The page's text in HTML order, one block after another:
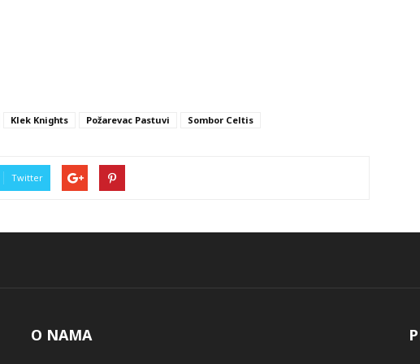
Klek Knights Požarevac Pastuvi Sombor Celtis
Twitter
O NAMA